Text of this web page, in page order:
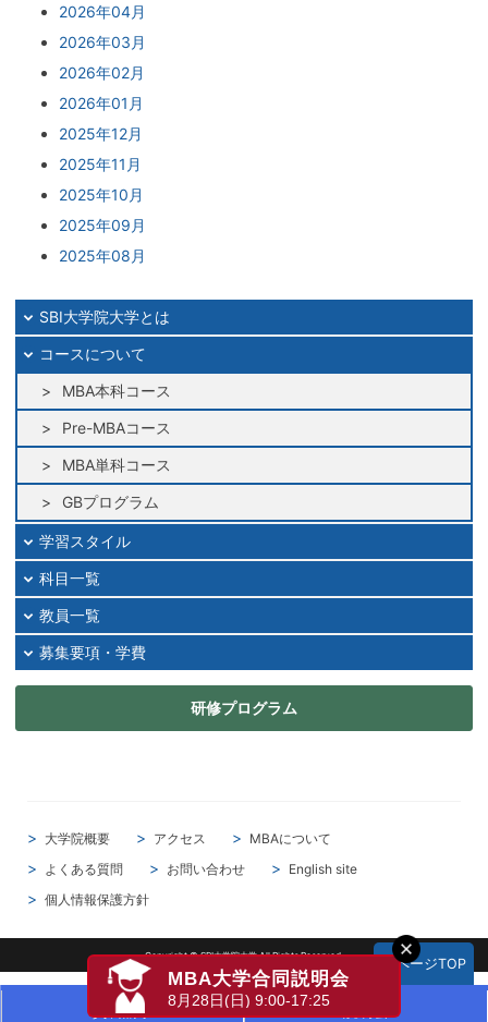
2026年04月
2026年03月
2026年02月
2026年01月
2025年12月
2025年11月
2025年10月
2025年09月
2025年08月
2025年06月
2025年05月
2025年04月
2025年03月
2025年02月
2025年01月
2024年12月
2024年11月
2024年10月
2024年09月
2024年08月
2024年07月
2024年06月
2024年01月
2023年12月
2023年11月
2023年09月
2023年08月
2023年07月
SBI大学院大学とは
コースについて
MBA本科コース
Pre-MBAコース
MBA単科コース
GBプログラム
学習スタイル
科目一覧
教員一覧
募集要項・学費
研修プログラム
▲ページTOP
大学院概要 アクセス
MBAについて
よくある質問
お問い合わせ
English site
個人情報保護方針
Copyright © SBI大学院大学 All Rights Reserved.
資料請求
MBA大学合同説明会
8月28日(日) 9:00-17:25